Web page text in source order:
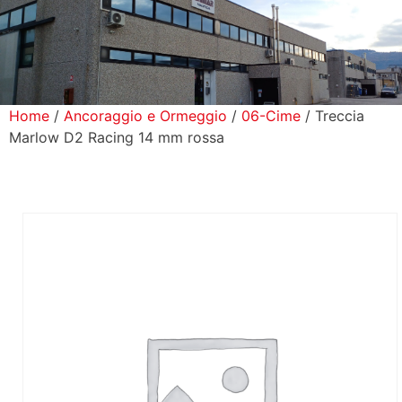
Prodotti
Home / Ancoraggio e Ormeggio / 06-Cime / Treccia
Marlow D2 Racing 14 mm rossa